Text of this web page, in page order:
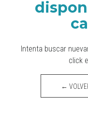
Intenta buscar
click
←